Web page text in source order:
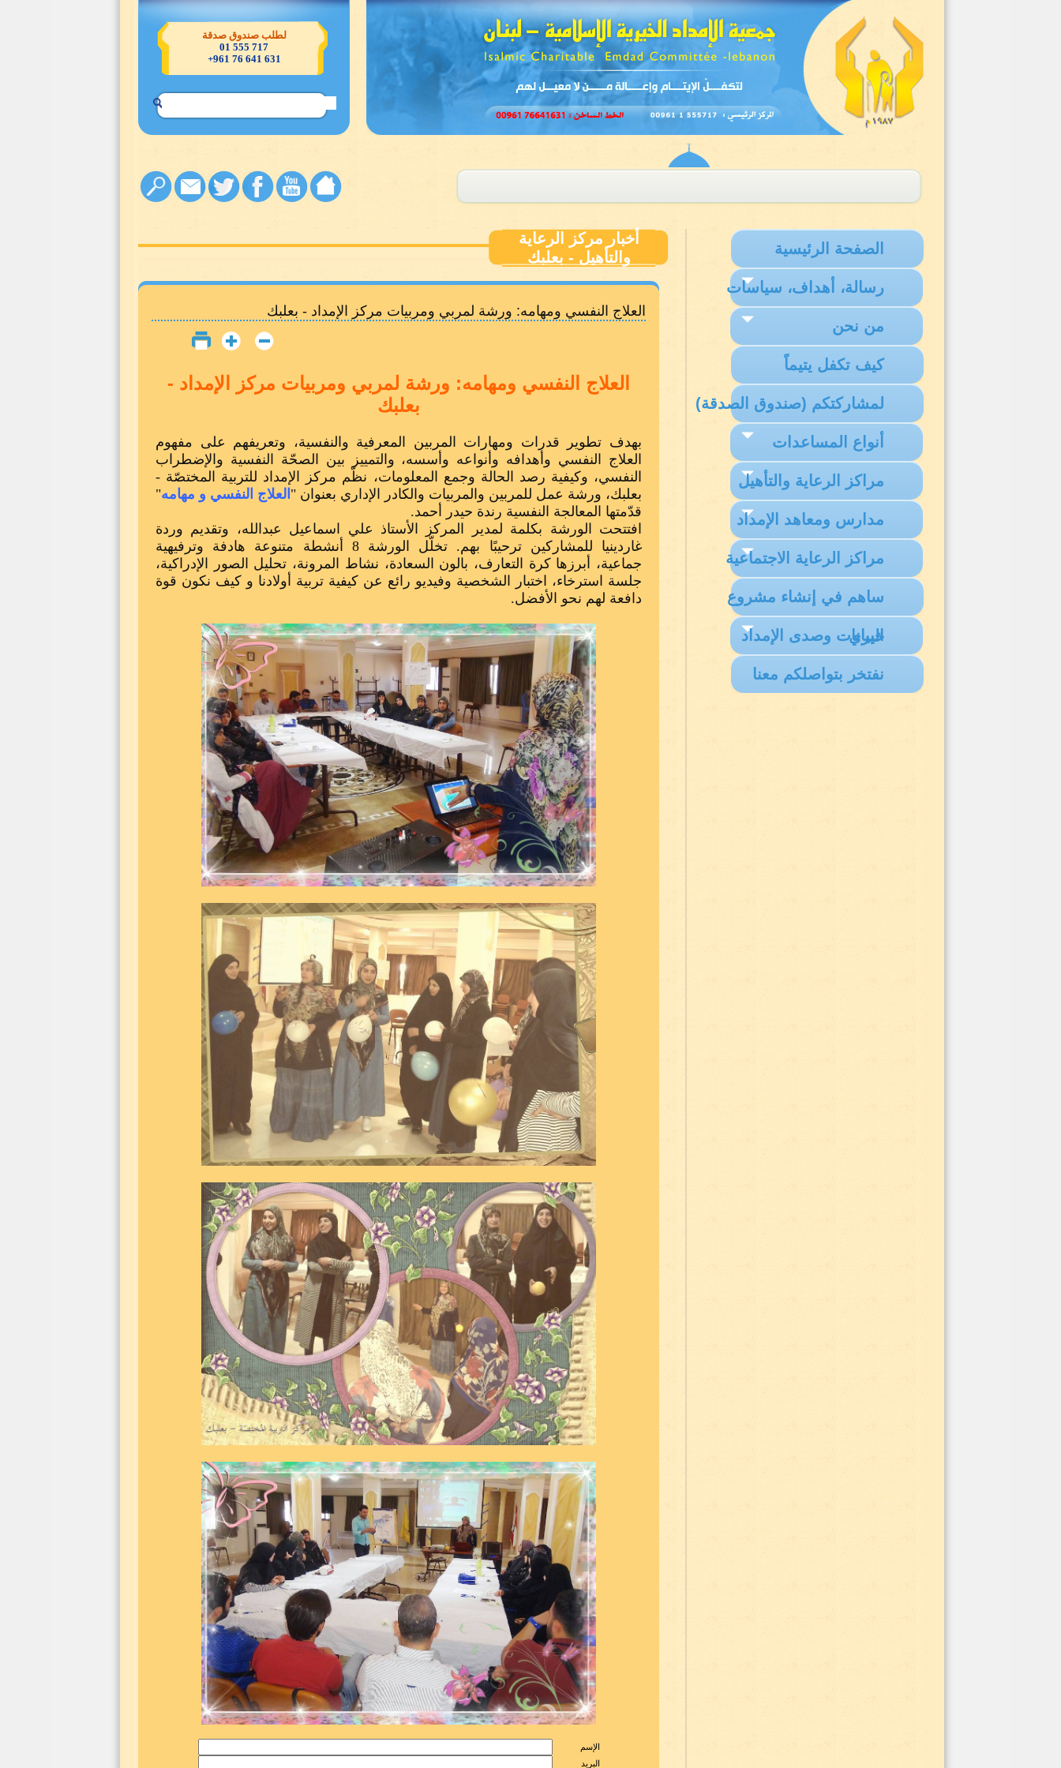
لطلب صندوق صدقة
717 555 01
631 641 76 961+
الصفحة الرئيسية
رسالة، أهداف، سياسات
من نحن
كيف تكفل يتيماً
لمشاركتكم (صندوق الصدقة)
أنواع المساعدات
مراكز الرعاية والتأهيل
مدارس ومعاهد الإمداد
مراكز الرعاية الاجتماعية
ساهم في إنشاء مشروع
خيري
البيانات وصدى الإمداد
نفتخر بتواصلكم معنا
أخبار مركز الرعاية
والتأهيل - بعلبك
العلاج النفسي ومهامه: ورشة لمربي ومربيات مركز الإمداد - بعلبك
العلاج النفسي ومهامه: ورشة لمربي ومربيات مركز الإمداد -
بعلبك
بهدف تطوير قدرات ومهارات المربين المعرفية والنفسية، وتعريفهم على مفهوم
العلاج النفسي وأهدافه وأنواعه وأسسه، والتمييز بين الصحّة النفسية والإضطراب
النفسي، وكيفية رصد الحالة وجمع المعلومات، نظّم مركز الإمداد للتربية المختصّة -
بعلبك، ورشة عمل للمربين والمربيات والكادر الإداري بعنوان " العلاج النفسي و مهامه"
قدّمتها المعالجة النفسية رندة حيدر أحمد.
افتتحت الورشة بكلمة لمدير المركز الأستاذ علي اسماعيل عبدالله، وتقديم وردة
غاردينيا للمشاركين ترحيبًا بهم. تخلّل الورشة 8 أنشطة متنوعة هادفة وترفيهية
جماعية، أبرزها كرة التعارف، بالون السعادة، نشاط المرونة، تحليل الصور الإدراكية،
جلسة استرخاء، اختبار الشخصية وفيديو رائع عن كيفية تربية أولادنا و كيف نكون قوة
دافعة لهم نحو الأفضل.
الإسم
البريد